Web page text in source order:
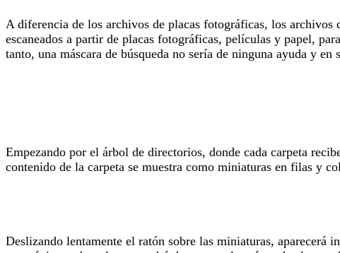
A diferencia de los archivos de placas fotográficas, los
escaneados a partir de placas fotográficas, películas y papel,
tanto, una máscara de búsqueda no sería de ninguna ayuda y
Empezando por el árbol de directorios, donde cada carpeta
contenido de la carpeta se muestra como miniaturas en filas y
Deslizando lentamente el ratón sobre las miniaturas, aparecerá